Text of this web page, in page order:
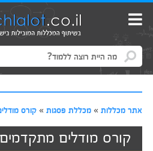
אתר מכללות» מכללת פסגות» קורס
קורס מודלים